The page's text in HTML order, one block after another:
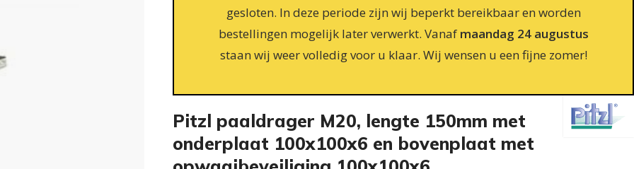
gesloten. In deze periode zijn wij beperkt bereikbaar en worden
bestellingen mogelijk later verwerkt. Vanaf maandag 24 augustus
staan wij weer volledig voor u klaar. Wij wensen u een fijne zomer!
Pitzl paaldrager M20, lengte 150mm met
onderplaat 100x100x6 en bovenplaat met